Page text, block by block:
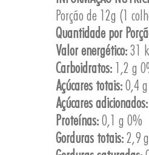
Porção de 12g (1
Quantidade por
Valor energético:31
Carboidratos: 1,2 g
Açúcares totais:0,4
Açúcares adicionados:
Proteínas:0,1 g 0%
Gorduras totais:2,9